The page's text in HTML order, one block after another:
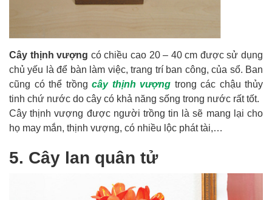
Cây thịnh vượng có chiều cao 20 – 40 cm được sử dụng
chủ yếu là để bàn làm việc, trang trí ban công, của sổ. Ban
cũng có thể trồng cây thịnh vượng trong các chậu thủy
tinh chứ nước do cây có khả năng sống trong nước rất tốt.
Cây thịnh vượng được người trồng tin là sẽ mang lại cho
họ may mắn, thịnh vượng, có nhiều lộc phát tài,…
5. Cây lan quân tử